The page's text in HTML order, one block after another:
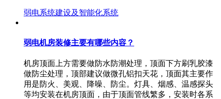
弱电系统建设及智能化系统
弱电机房装修主要有哪些内容？
机房顶面上方需要做防水防潮处理，顶面下方刷乳胶漆
做防尘处理，顶部建议做微孔铝扣天花，顶面其主要作
用是防火、美观、降噪、防尘。灯具、烟感、温感探头
等均安装在机房顶面，由于顶面管线繁多，安装时各系